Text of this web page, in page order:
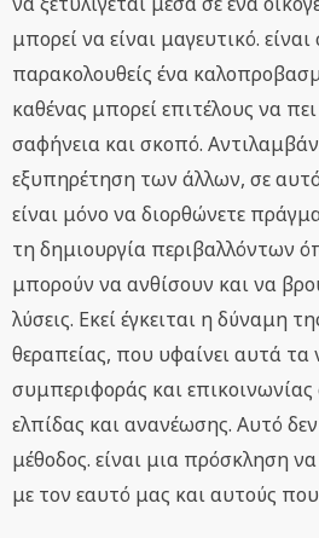
μπορεί να είναι μαγευτικό.
παρακολουθείς ένα
καθένας μπορεί επιτέλους να
σαφήνεια και σκοπό.
εξυπηρέτηση των άλλων, σε
είναι μόνο να διορθώνετε
τη δημιουργία περιβαλλόντων
μπορούν να ανθίσουν και να
λύσεις. Εκεί έγκειται η δύναμη
θεραπείας, που υφαίνει αυτά
συμπεριφοράς και
ελπίδας και ανανέωσης. Αυτό
μέθοδος. είναι μια πρόσκληση
με τον εαυτό μας και αυτούς